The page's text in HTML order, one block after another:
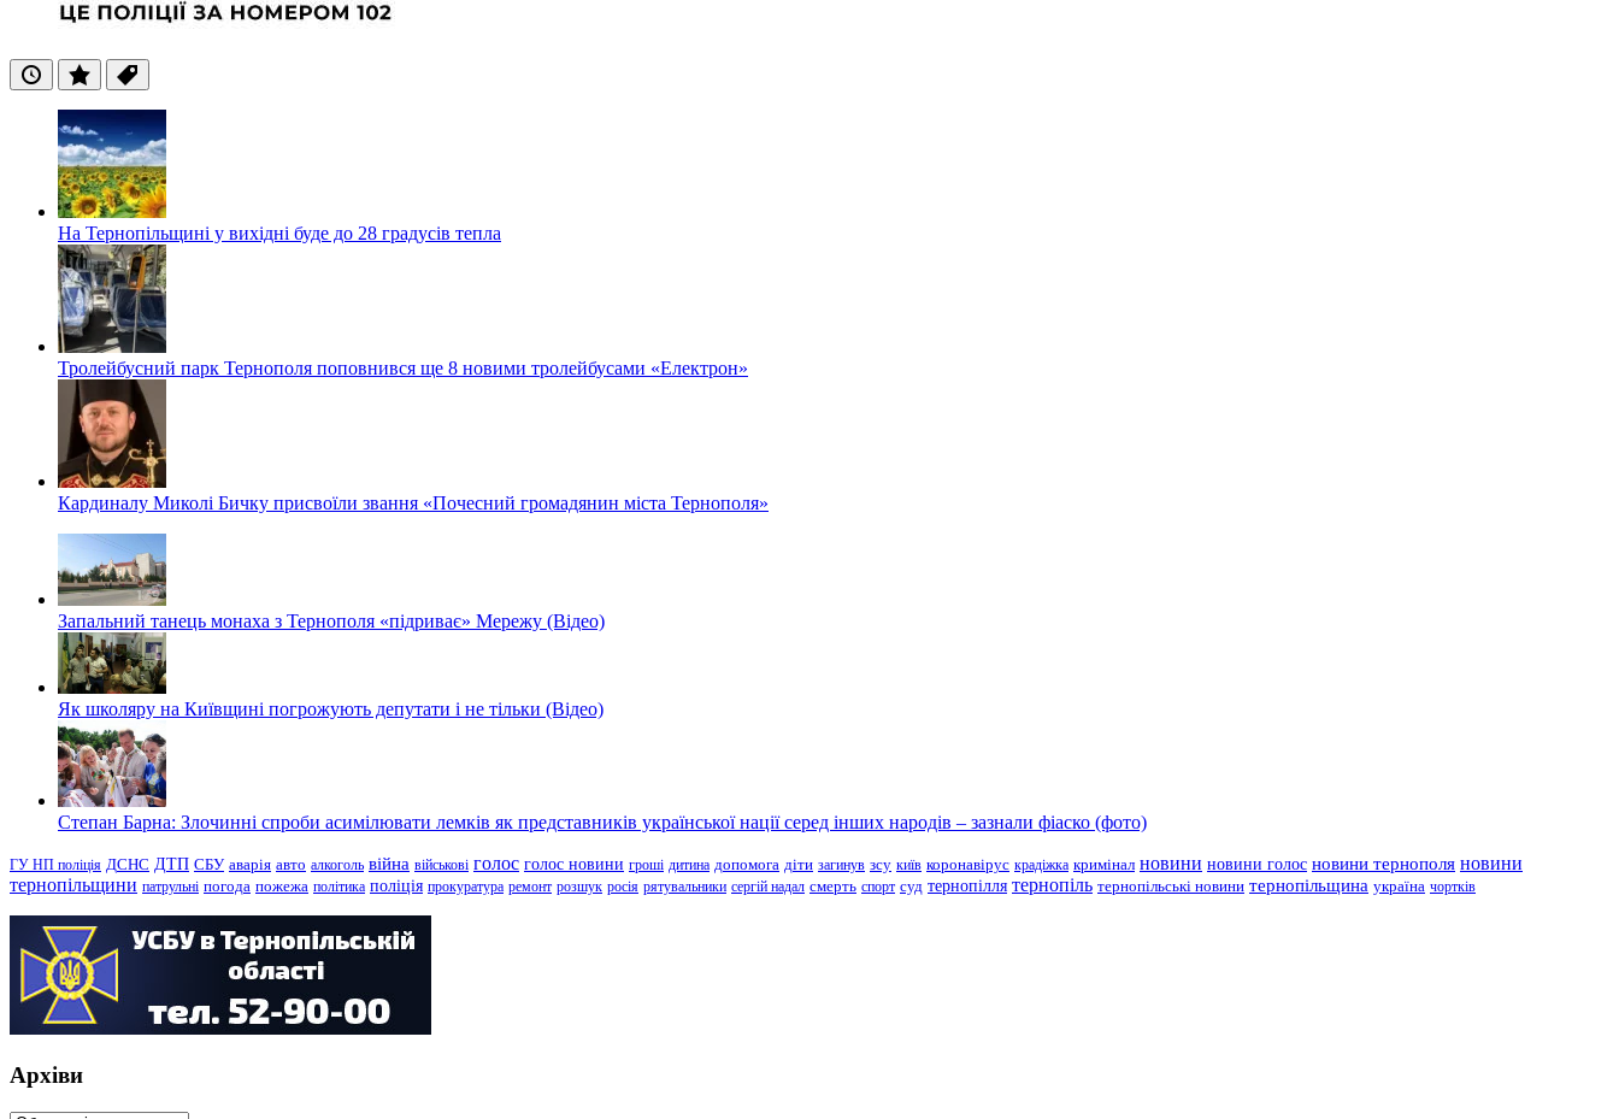
ОстанніПопулярні
Теги
На Тернопільщині у вихідні буде до 28 градусів тепла
Тролейбусний парк Тернополя поповнився ще 8 новими тролейбусами «Електрон»
Кардиналу Миколі Бичку присвоїли звання «Почесний громадянин міста Тернополя»
Запальний танець монаха з Тернополя «підриває» Мережу (Відео)
Як школяру на Київщині погрожують депутати і не тільки (Відео)
Степан Барна: Злочинні спроби асимілювати лемків як представників української нації серед інших народів – зазнали фіаско (фото)
ГУ НП поліція ДСНС ДТП СБУ аварія авто алкоголь війна військові голос голос новини гроші дитина допомога діти загинув зсу київ коронавірус крадіжка кримінал новини новини голос новини тернополя новини
тернопільщини патрульні погода пожежа політика поліція прокуратура ремонт розшук росія рятувальники сергій надал смерть спорт суд тернопілля тернопіль тернопільські новини тернопільщина україна чортків
Архіви